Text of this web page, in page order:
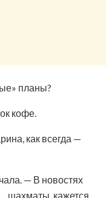
планы?
кофе.
как всегда —
— В новостях
шахматы, кажется.